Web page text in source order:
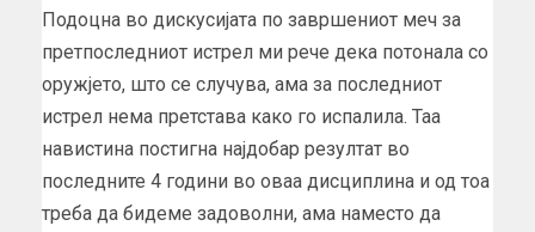
Подоцна во дискусијата по завршениот меч за
претпоследниот истрел ми рече дека потонала со
оружјето, што се случува, ама за последниот
истрел нема претстава како го испалила. Таа
навистина постигна најдобар резултат во
последните 4 години во оваа дисциплина и од тоа
треба да бидеме задоволни, ама наместо да